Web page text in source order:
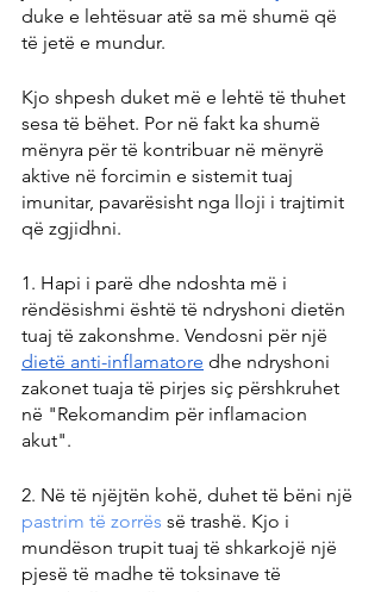
duke e lehtësuar atë sa më shumë që
të jetë e mundur.
Kjo shpesh duket më e lehtë të thuhet
sesa të bëhet. Por në fakt ka shumë
mënyra për të kontribuar në mënyrë
aktive në forcimin e sistemit tuaj
imunitar, pavarësisht nga lloji i trajtimit
që zgjidhni.
1. Hapi i parë dhe ndoshta më i
rëndësishmi është të ndryshoni dietën
tuaj të zakonshme. Vendosni për një
dietë anti-inflamatore dhe ndryshoni
zakonet tuaja të pirjes siç përshkruhet
në "Rekomandim për inflamacion
akut".
2. Në të njëjtën kohë, duhet të bëni një
pastrim të zorrës së trashë. Kjo i
mundëson trupit tuaj të shkarkojë një
pjesë të madhe të toksinave të